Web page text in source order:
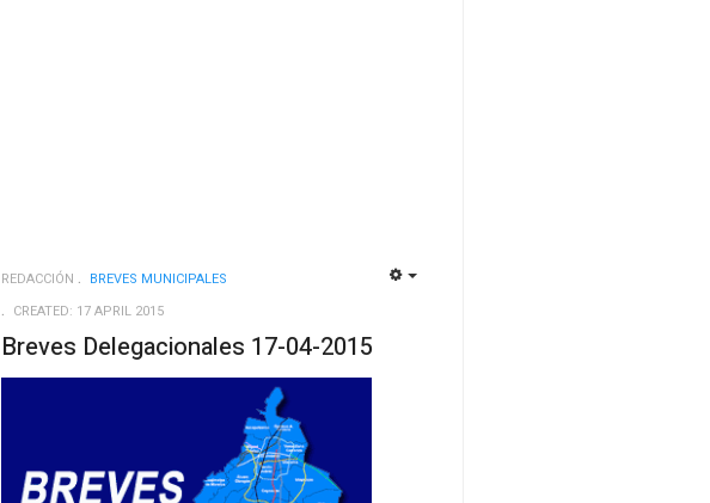
REDACCIÓN
BREVES MUNICIPALES
CREATED: 17 APRIL 2015
Breves Delegacionales 17-04-2015